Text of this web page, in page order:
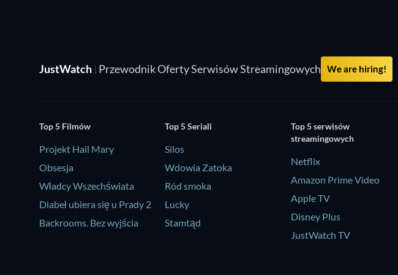
JustWatch | Przewodnik Oferty Serwisów Streamingowych We are hiring!
Top 5 Filmów
Projekt Hail Mary
Obsesja
Władcy Wszechświata
Diabeł ubiera się u Prady 2
Backrooms. Bez wyjścia
Top 5 Seriali
Silos
Wdowia Zatoka
Ród smoka
Lucky
Stamtąd
Top 5 serwisów
streamingowych
Netflix
Amazon Prime Video
Apple TV
Disney Plus
JustWatch TV